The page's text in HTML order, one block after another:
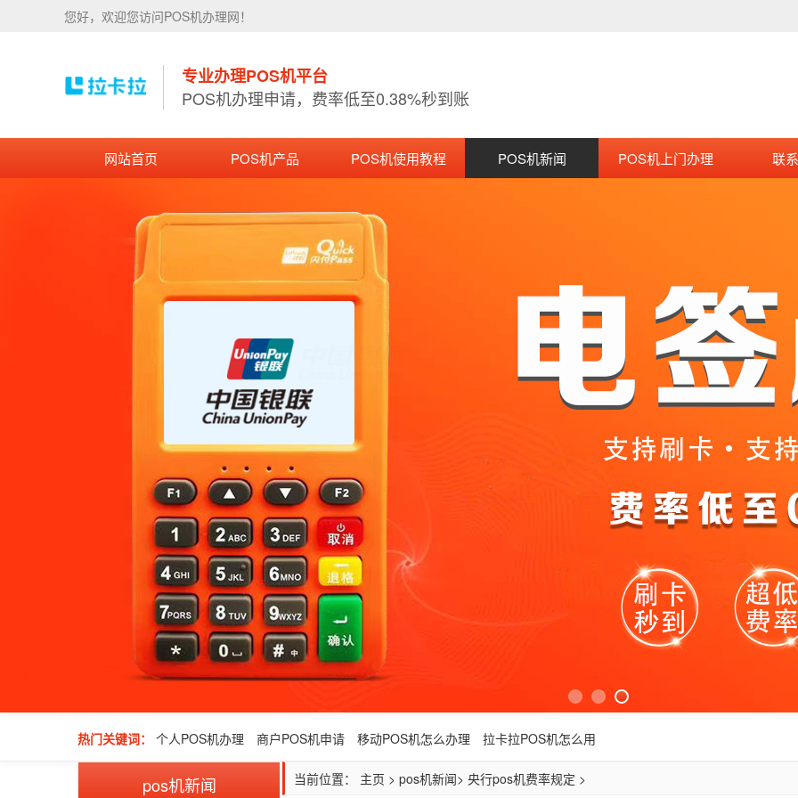
您好，欢迎您访问POS机办理网！
专业办理POS机平台
POS机办理申请，费率低至0.38%秒到账
网站首页 POS机产品 POS机使用教程 POS机新闻 POS机上门办理 联
热门关键词： 个人POS机办理 商户POS机申请 移动POS机怎么办理 拉卡拉POS机怎么用
pos机新闻 当前位置： 主页 > pos机新闻> 央行pos机费率规定 >